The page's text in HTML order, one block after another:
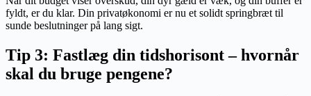
fyldt, er du klar. Din privatøkonomi er nu et solidt springbræt til
sunde beslutninger på lang sigt.
Tip 3: Fastlæg din tidshorisont – hvornår
skal du bruge pengene?